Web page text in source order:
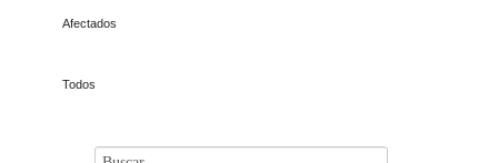
Afectados
Todos